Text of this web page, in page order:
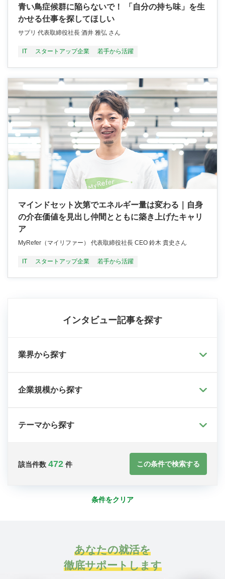
青い鳥症候群に陥らないで！ 「自分の持ち味」を生
かせる仕事を探してほしい
サプリ 代表取締役社長 酒井 雅弘 さん
IT スタートアップ企業 若手から活躍
マインドセット次第でエネルギー量は変わる｜自身
の介在価値を見出し仲間とともに築き上げたキャリ
ア
MyRefer（マイリファー） 代表取締役社長 CEO 鈴木 貴史さん
IT スタートアップ企業 若手から活躍
インタビュー記事を探す
業界から探す
企業規模から探す
テーマから探す
該当件数 472 件 この条件で検索する
条件をクリア
あなたの就活を
徹底サポートします